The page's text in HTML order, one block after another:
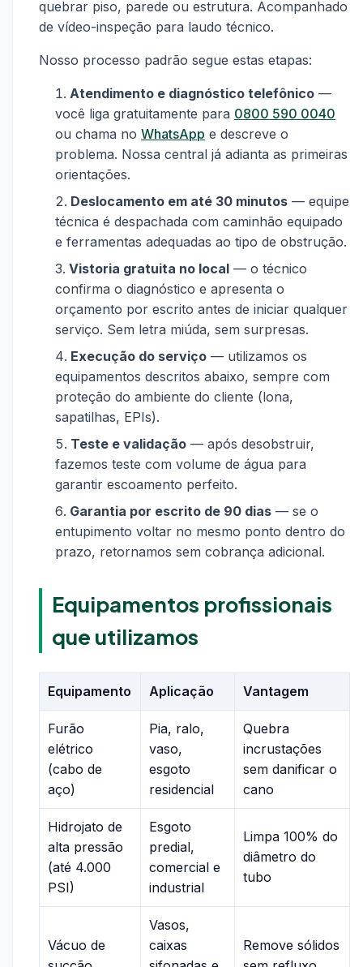
quebrar piso, parede ou estrutura. Acompanhado
de vídeo-inspeção para laudo técnico.
Nosso processo padrão segue estas etapas:
Atendimento e diagnóstico telefônico —
você liga gratuitamente para 0800 590 0040
ou chama no WhatsApp e descreve o
problema. Nossa central já adianta as primeiras
orientações.
Deslocamento em até 30 minutos — equipe
técnica é despachada com caminhão equipado
e ferramentas adequadas ao tipo de obstrução.
Vistoria gratuita no local — o técnico
confirma o diagnóstico e apresenta o
orçamento por escrito antes de iniciar qualquer
serviço. Sem letra miúda, sem surpresas.
Execução do serviço — utilizamos os
equipamentos descritos abaixo, sempre com
proteção do ambiente do cliente (lona,
sapatilhas, EPIs).
Teste e validação — após desobstruir,
fazemos teste com volume de água para
garantir escoamento perfeito.
Garantia por escrito de 90 dias — se o
entupimento voltar no mesmo ponto dentro do
prazo, retornamos sem cobrança adicional.
Equipamentos profissionais
que utilizamos
Equipamento Aplicação Vantagem
Furão
elétrico
(cabo de
aço)
Pia, ralo,
vaso,
esgoto
residencial
Quebra
incrustações
sem danificar o
cano
Hidrojato de
alta pressão
(até 4.000
PSI)
Esgoto
predial,
comercial e
industrial
Limpa 100% do
diâmetro do
tubo
Vácuo de
Vasos,
caixas
Remove sólidos